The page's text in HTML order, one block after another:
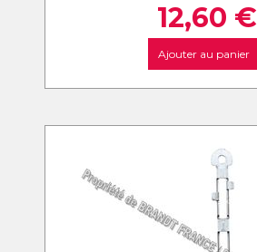
12,60 €
Ajouter au panier